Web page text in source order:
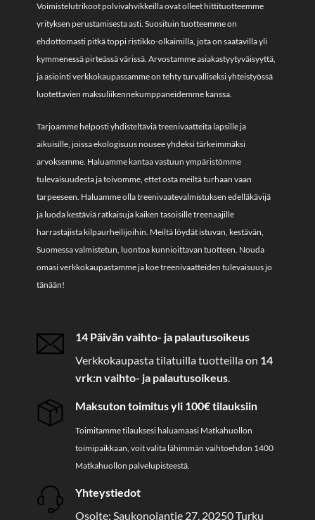
Voimistelutrikoot polvivahvikkeilla ovat olleet hittituotteemme
yrityksen perustamisesta asti. Suosituin tuotteemme on
ehdottomasti pitkä toppi ristikko-olkaimilla, jota on saatavilla yli
kymmenessä pirteässä värissä. Arvostamme asiakastyytyväisyyttä,
ja asiointi verkkokaupassamme on tehty turvalliseksi yhteistyössä
luotettavien maksuliikennekumppaneidemme kanssa.
Tarjoamme helposti yhdisteltäviä treenivaatteita lapsille ja
aikuisille, joissa ekologisuus nousee yhdeksi tärkeimmäksi
arvoksemme. Haluamme kantaa vastuun ympäristömme
tulevaisuudesta ja toivomme, ettet osta meiltä turhaan vaan
tarpeeseen. Haluamme olla treenivaatevalmistuksen edelläkävijä
ja luoda kestäviä ratkaisuja kaiken tasoisille treenaajille
harrastajista kilpaurheilijoihin. Meiltä löydät istuvan, kestävän,
Suomessa valmistetun, luontoa kunnioittavan tuotteen. Nouda
omasi verkkokaupastamme ja koe treenivaatteiden tulevaisuus jo
tänään!
14 Päivän vaihto- ja palautusoikeus
Verkkokaupasta tilatuilla tuotteilla on 14
vrk:n vaihto- ja palautusoikeus
Maksuton toimitus yli 100€ tilauksiin
Toimitamme tilauksesi haluamaasi Matkahuollon
toimipaikkaan, voit valita lähimmän vaihtoehdon 1400
Matkahuollon palvelupisteestä.
Yhteystiedot
Osoite: Saukonojantie 27, 20250 Turku